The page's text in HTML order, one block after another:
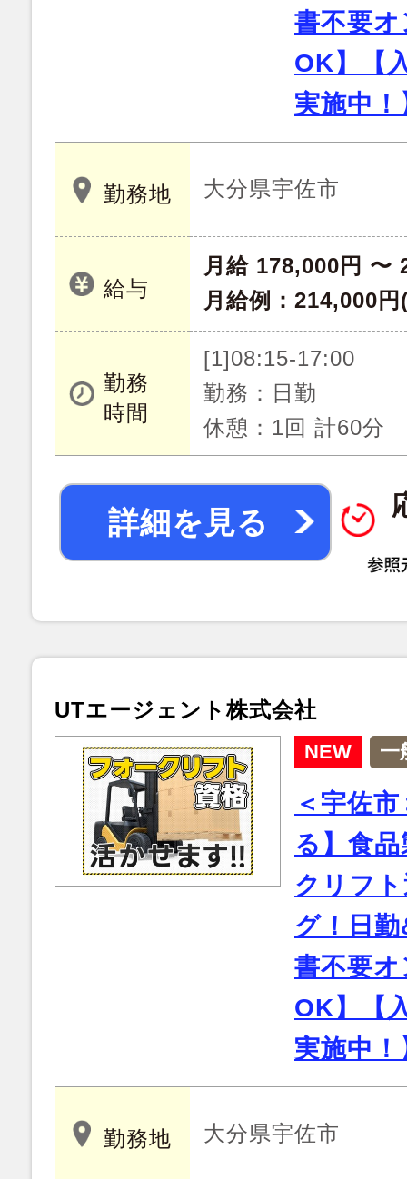
書不要
OK】【
実施中！
勤務地 大分県宇佐市
給与
月給 178,000円 〜
月給例：214,000
勤務
時間
[1]08:15-17:00
勤務：日勤
休憩：1回 計60分
詳細を見る
UTエージェント株式会社
NEW 一
＜宇佐
る】食
クリフ
グ！日
書不要
OK】【
実施中！
勤務地 大分県宇佐市